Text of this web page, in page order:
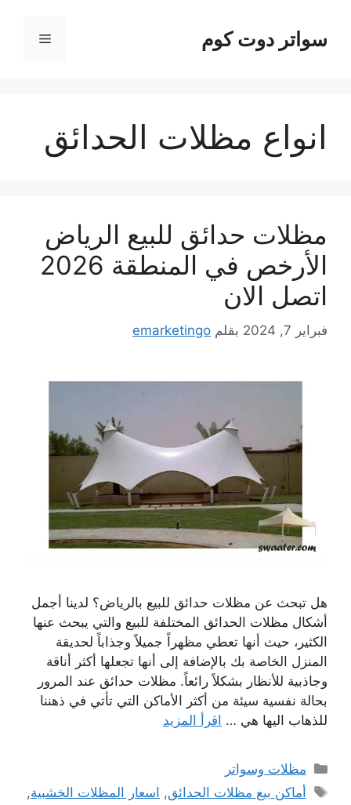
المحتوىسواتر دوت كوم القائمة
انواع مظلات الحدائق
مظلات حدائق للبيع الرياض
الأرخص في المنطقة 2026
اتصل الان
فبراير 7, 2024 بقلم emarketingo
هل تبحث عن مظلات حدائق للبيع بالرياض؟ لدينا أجمل
أشكال مظلات الحدائق المختلفة للبيع والتي يبحث عنها
الكثير، حيث أنها تعطي مظهراً جميلاً وجذاباً لحديقة
المنزل الخاصة بك بالإضافة إلى أنها تجعلها أكثر أناقة
وجاذبية للأنظار بشكلاً رائعاً. مظلات حدائق عند المرور
بحالة نفسية سيئة من أكثر الأماكن التي تأتي في ذهننا
للذهاب اليها هي … اقرأ المزيد
التصنيفات
مظلات وسواتر
الوسوم
أماكن بيع مظلات الحدائق, اسعار المظلات الخشبية,